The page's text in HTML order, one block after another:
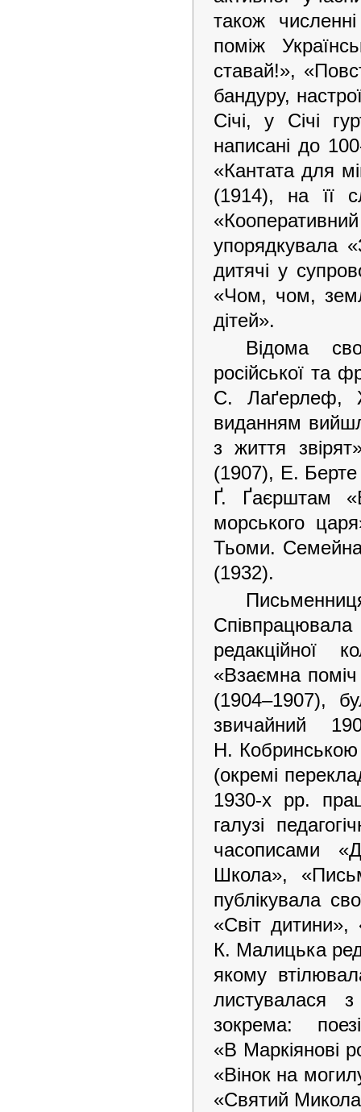
також
поміж
ставай!»,
бандуру,
Січі, у Січі
написані до
«Кантата для
(1914), на її
упорядкувала
дитячі у
«Чом, чом,
дітей».
Відома
pосійської та
С. Лаґерлеф,
виданням
з життя
(1907), Е. Берте
Ґ. Ґаєрштам
морського
Тьоми.
(1932).
редакційної
«Взаємна поміч
(1904–1907),
звичайний
Н. Кобринською
(окремі
1930-х рр.
галузі
часописами
Школа»,
публікувала
«Світ
К. Малицька
якому
листувалася
зокрема:
«В Маркіянові
«Вінок на
«Святий